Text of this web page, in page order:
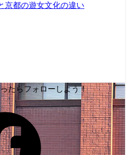
京都の遊女文化の違い